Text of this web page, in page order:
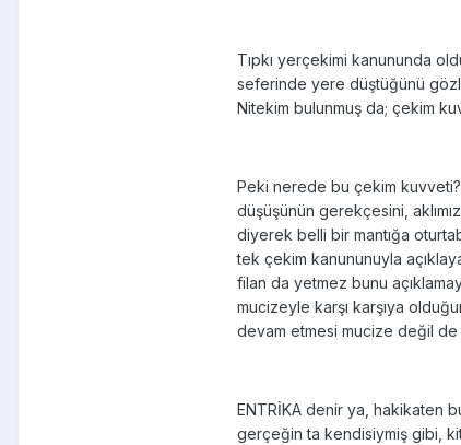
Tıpkı yerçekimi kanununda
seferinde yere düştüğünü
Nitekim bulunmuş da; çekim
Peki nerede bu çekim kuvveti?
düşüşünün gerekçesini,
diyerek belli bir mantığa
tek çekim kanununuyla
filan da yetmez bunu
mucizeyle karşı karşıya
devam etmesi mucize değil
ENTRİKA denir ya, hakikaten
gerçeğin ta kendisiymiş gibi,